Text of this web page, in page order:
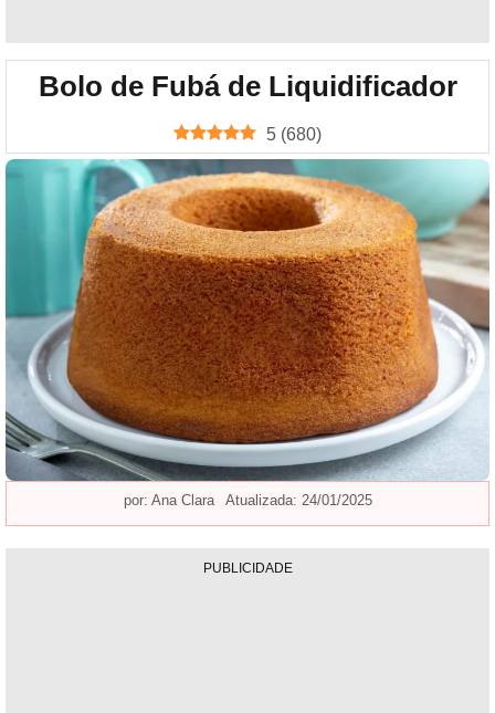
Bolo de Fubá de Liquidificador
5 (680)
por: Ana Clara Atualizada: 24/01/2025
PUBLICIDADE